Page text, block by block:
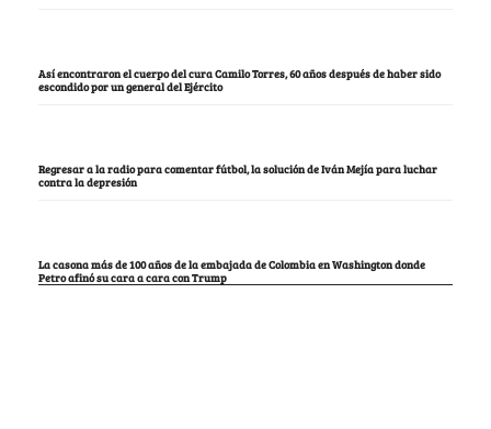
Así encontraron el cuerpo del cura Camilo Torres, 60 años después de haber sido
escondido por un general del Ejército
Regresar a la radio para comentar fútbol, la solución de Iván Mejía para luchar
contra la depresión
La casona más de 100 años de la embajada de Colombia en Washington donde
Petro afinó su cara a cara con Trump